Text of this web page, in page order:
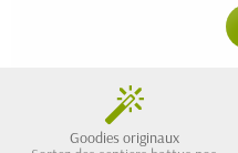
Goodies originaux